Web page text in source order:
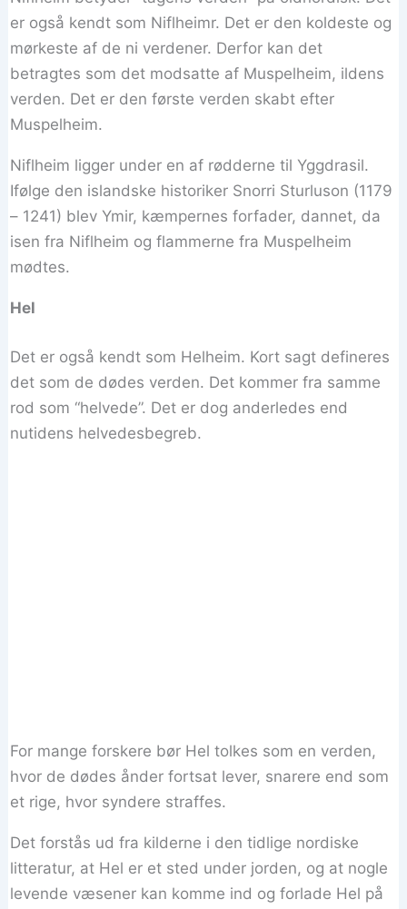
er også kendt som Niflheimr. Det er den koldeste og
mørkeste af de ni verdener. Derfor kan det
betragtes som det modsatte af Muspelheim, ildens
verden. Det er den første verden skabt efter
Muspelheim.
Niflheim ligger under en af rødderne til Yggdrasil.
Ifølge den islandske historiker Snorri Sturluson (1179
– 1241) blev Ymir, kæmpernes forfader, dannet, da
isen fra Niflheim og flammerne fra Muspelheim
mødtes.
Hel
Det er også kendt som Helheim. Kort sagt defineres
det som de dødes verden. Det kommer fra samme
rod som “helvede”. Det er dog anderledes end
nutidens helvedesbegreb.
For mange forskere bør Hel tolkes som en verden,
hvor de dødes ånder fortsat lever, snarere end som
et rige, hvor syndere straffes.
Det forstås ud fra kilderne i den tidlige nordiske
litteratur, at Hel er et sted under jorden, og at nogle
levende væsener kan komme ind og forlade Hel på